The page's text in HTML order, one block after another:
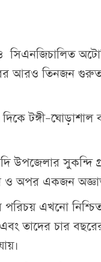
সিএনজিচালিত
আরও তিনজন
উপজেলার
ও অপর একজন
এখনো
তাদের চার